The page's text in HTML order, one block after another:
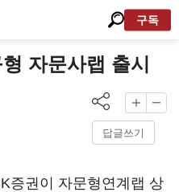
구독
자문사랩 출시
답글쓰기
증권이 자문형연계랩 상